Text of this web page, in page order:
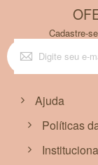
Cadastre-
Inscreva-
se
na
Ajuda
Políticas